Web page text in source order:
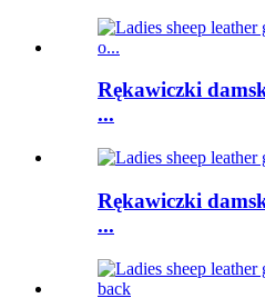
Rękawiczki
...
Rękawiczki
...